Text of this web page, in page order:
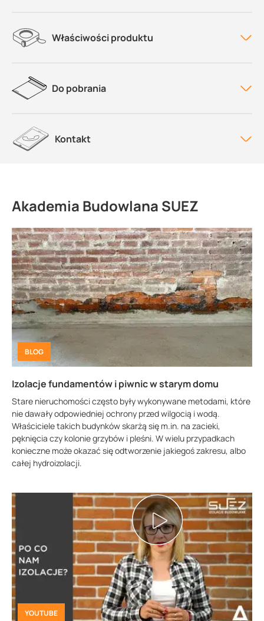
Właściwości produktu
Do pobrania
Kontakt
Akademia Budowlana SUEZ
BLOG
Izolacje fundamentów i piwnic w starym domu
Stare nieruchomości często były wykonywane metodami, które
nie dawały odpowiedniej ochrony przed wilgocią i wodą.
Właściciele takich budynków skarżą się m.in. na zacieki,
pęknięcia czy kolonie grzybów i pleśni. W wielu przypadkach
konieczne może okazać się odtworzenie jakiegoś zakresu, albo
całej hydroizolacji.
YOUTUBE